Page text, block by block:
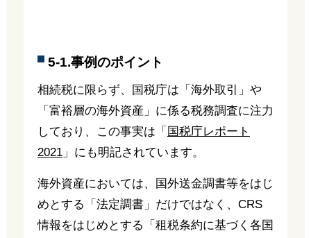
5-1.事例のポイント
相続税に限らず、国税庁は「海外取引」や
「富裕層の海外資産」に係る税務調査に注力
しており、この事実は「 国税庁レポート
2021」にも明記されています。
海外資産においては、国外送金調書等をはじ
めとする「法定調書」だけではなく、CRS
情報をはじめとする「租税条約に基づく各国